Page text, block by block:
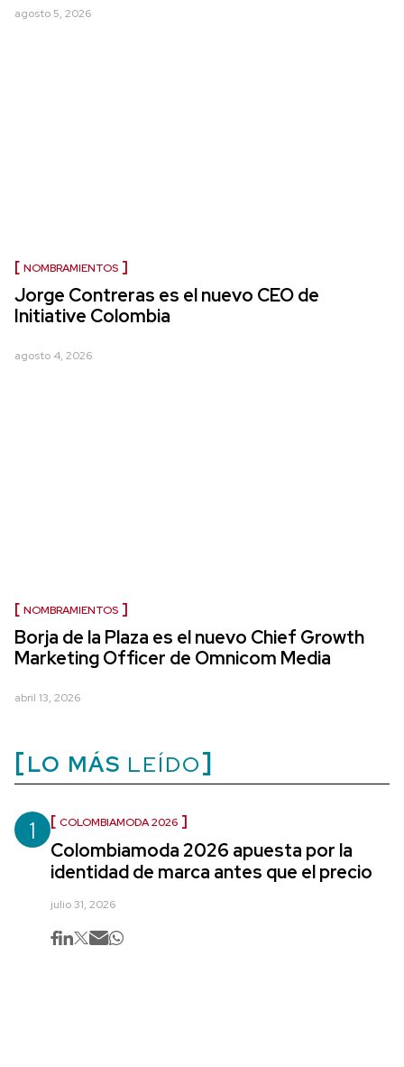
agosto 5, 2026
NOMBRAMIENTOS
Jorge Contreras es el nuevo CEO de
Initiative Colombia
agosto 4, 2026
NOMBRAMIENTOS
Borja de la Plaza es el nuevo Chief Growth
Marketing Officer de Omnicom Media
abril 13, 2026
LO MÁS LEÍDO
1 COLOMBIAMODA 2026
Colombiamoda 2026 apuesta por la
identidad de marca antes que el precio
julio 31, 2026